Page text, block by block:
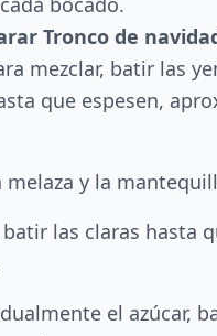
Tronco de
mezclar, batir las
que espesen,
y la
las claras hasta
el azúcar,